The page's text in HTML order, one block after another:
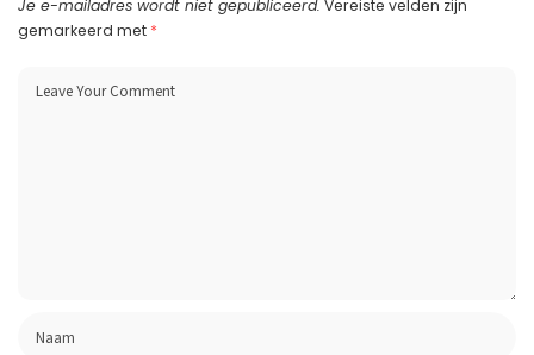
Je e-mailadres wordt niet gepubliceerd. Vereiste velden zijn
gemarkeerd met *